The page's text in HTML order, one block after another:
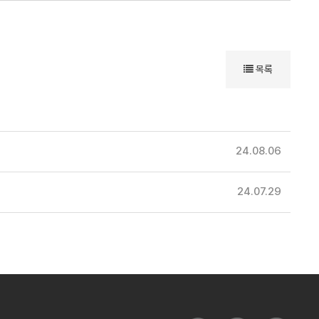
목록
24.08.06
24.07.29